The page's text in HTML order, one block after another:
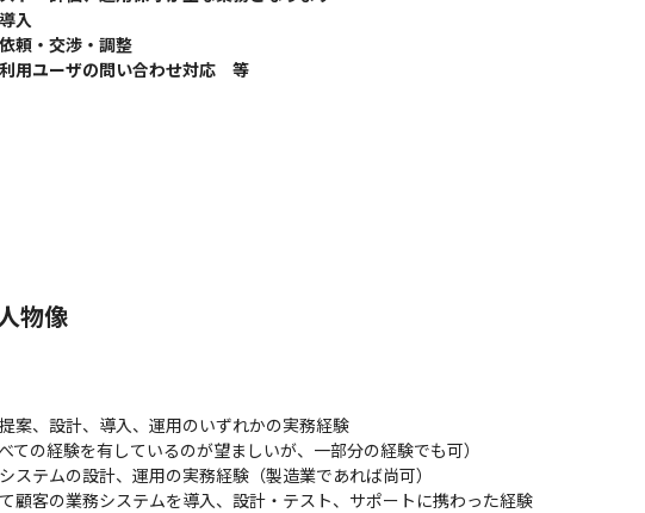
入
頼・交渉・調整
物像
案、設計、導入、運用のいずれかの実務経験
ての経験を有しているのが望ましいが、一部分の経験でも可）
ステムの設計、運用の実務経験（製造業であれば尚可）
顧客の業務システムを導入、設計・テスト、サポートに携わった経験